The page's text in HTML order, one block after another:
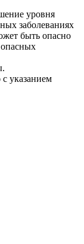
уровня
заболеваниях
быть опасно
опасных
указанием